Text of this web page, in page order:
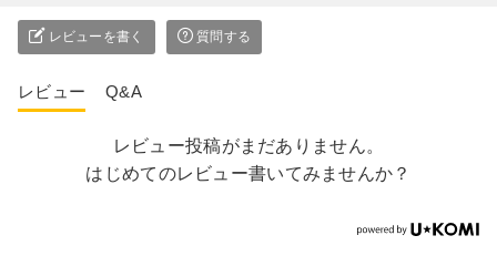
レビューを書く 質問する
レビュー Q&A
レビュー投稿がまだありません。
はじめてのレビュー書いてみませんか？